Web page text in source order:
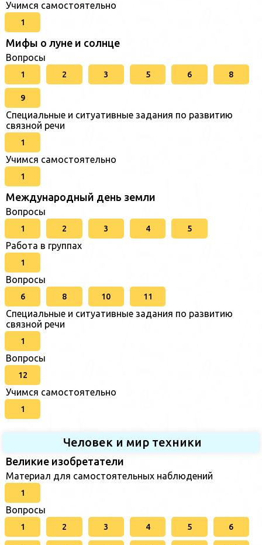
Учимся самостоятельно
1
Мифы о луне и солнце
Вопросы
1 2 3 5 6 8
9
Специальные и ситуативные задания по развитию
связной речи
1
Учимся самостоятельно
1
Международный день земли
Вопросы
1 2 3 4 5
Работа в группах
1
Вопросы
6 8 10 11
Специальные и ситуативные задания по развитию
связной речи
1
Вопросы
12
Учимся самостоятельно
1
Человек и мир техники
Великие изобретатели
Материал для самостоятельных наблюдений
1
Вопросы
1 2 3 4 5 6